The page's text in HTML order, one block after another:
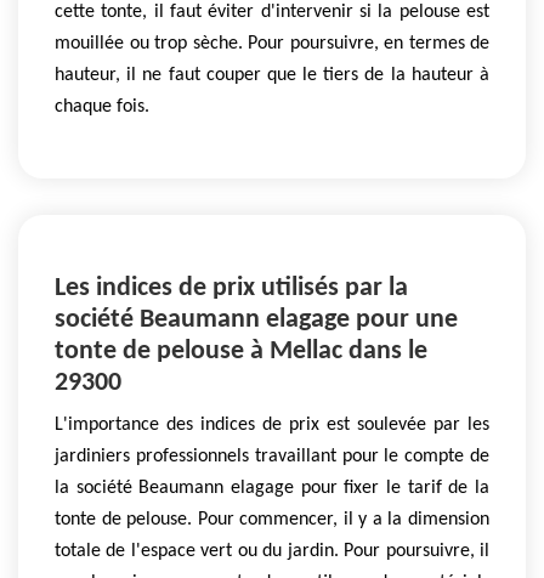
cette tonte, il faut éviter d'intervenir si la pelouse est
mouillée ou trop sèche. Pour poursuivre, en termes de
hauteur, il ne faut couper que le tiers de la hauteur à
chaque fois.
Les indices de prix utilisés par la
société Beaumann elagage pour une
tonte de pelouse à Mellac dans le
29300
L'importance des indices de prix est soulevée par les
jardiniers professionnels travaillant pour le compte de
la société Beaumann elagage pour fixer le tarif de la
tonte de pelouse. Pour commencer, il y a la dimension
totale de l'espace vert ou du jardin. Pour poursuivre, il